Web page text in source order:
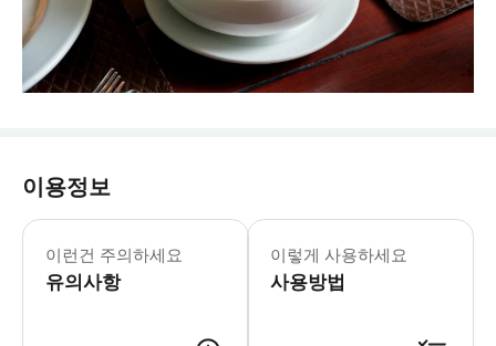
이용정보
이런건 주의하세요
유의사항
[포함사항] · 타이&인터네셔널 뷔페
이렇게 사용하세요
사용방법